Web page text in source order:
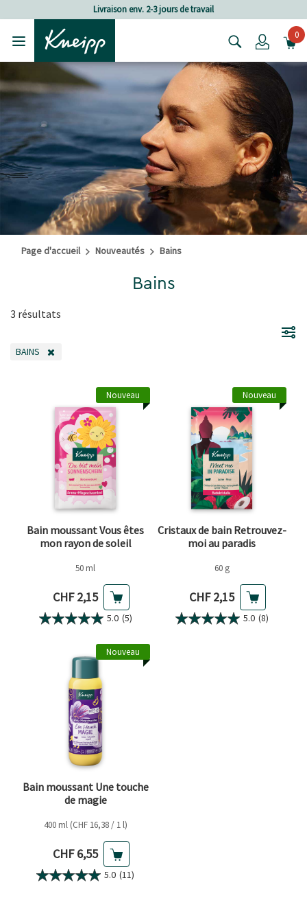
Passer au contenu principal
Passer au contenu du pied de page
Livraison env. 2-3 jours de travail
Login0
Page d'accueil Nouveautés Bains
Bains
3 résultats
BAINS
Nouveau
Bain moussant Vous êtes
mon rayon de soleil
50 ml
Prix actuel
CHF 2,15
5.0 (5)
Nouveau
Cristaux de bain Retrouvez-
moi au paradis
60 g
Prix actuel
CHF 2,15
5.0 (8)
Nouveau
Bain moussant Une touche
de magie
400 ml (CHF 16,38 / 1 l)
Prix actuel
CHF 6,55
5.0 (11)